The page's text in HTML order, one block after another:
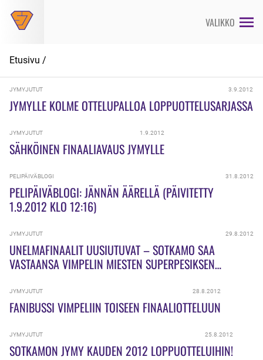
suoraan
VALIKKO
Etusivu /
JYMYJUTUT 3.9.2012
JYMYLLE KOLME OTTELUPALLOA LOPPUOTTELUSARJASSA
JYMYJUTUT 1.9.2012
SÄHKÖINEN FINAALIAVAUS JYMYLLE
PELIPÄIVÄBLOGI 31.8.2012
PELIPÄIVÄBLOGI: JÄNNÄN ÄÄRELLÄ (PÄIVITETTY
1.9.2012 KLO 12:16)
JYMYJUTUT 29.8.2012
UNELMAFINAALIT UUSIUTUVAT – SOTKAMO SAA
VASTAANSA VIMPELIN MIESTEN SUPERPESIKSEN
JYMYJUTUT 28.8.2012
FANIBUSSI VIMPELIIN TOISEEN FINAALIOTTELUUN
JYMYJUTUT 25.8.2012
SOTKAMON JYMY KAUDEN 2012 LOPPUOTTELUIHIN!